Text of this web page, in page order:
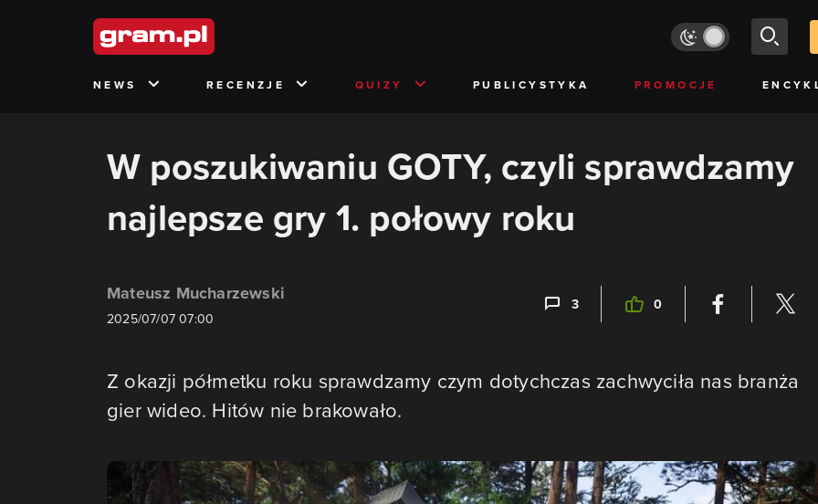
NEWS RECENZJE QUIZY PUBLICYSTYKA PROMOCJE
W poszukiwaniu GOTY, czyli sprawdzamy
najlepsze gry 1. połowy roku
Mateusz Mucharzewski
2025/07/07 07:00
3 0
Z okazji półmetku roku sprawdzamy czym dotychczas zachwyciła nas branża
gier wideo. Hitów nie brakowało.